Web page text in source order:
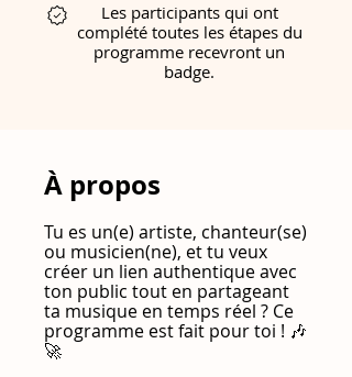
Les participants qui ont
complété toutes les étapes du
programme recevront un
badge.
À propos
Tu es un(e) artiste, chanteur(se)
ou musicien(ne), et tu veux
créer un lien authentique avec
ton public tout en partageant
ta musique en temps réel ? Ce
programme est fait pour toi ! 🎶
🚀